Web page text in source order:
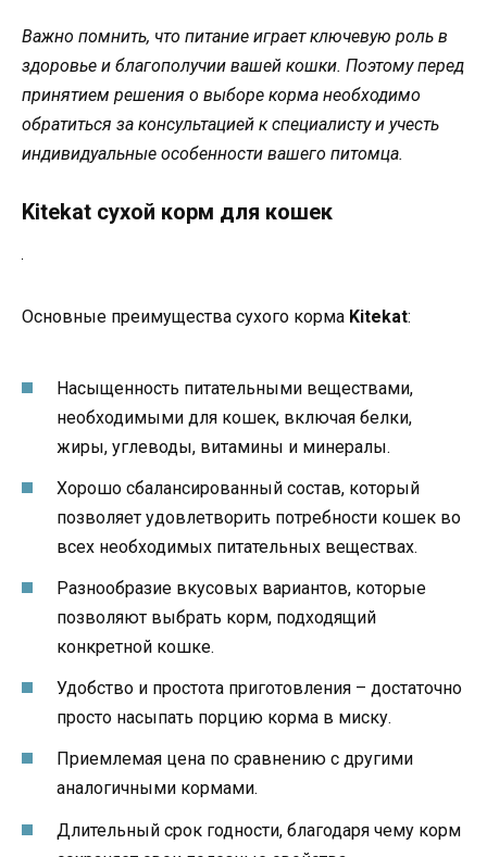
Важно помнить, что питание играет ключевую роль в
здоровье и благополучии вашей кошки. Поэтому перед
принятием решения о выборе корма необходимо
обратиться за консультацией к специалисту и учесть
индивидуальные особенности вашего питомца.
Kitekat сухой корм для кошек
Основные преимущества сухого корма Kitekat:
Насыщенность питательными веществами,
необходимыми для кошек, включая белки,
жиры, углеводы, витамины и минералы.
Хорошо сбалансированный состав, который
позволяет удовлетворить потребности кошек во
всех необходимых питательных веществах.
Разнообразие вкусовых вариантов, которые
позволяют выбрать корм, подходящий
конкретной кошке.
Удобство и простота приготовления – достаточно
просто насыпать порцию корма в миску.
Приемлемая цена по сравнению с другими
аналогичными кормами.
Длительный срок годности, благодаря чему корм